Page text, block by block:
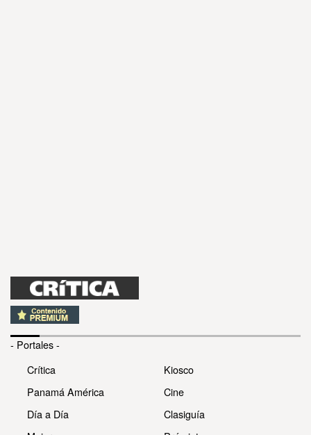
- Portales -
Crítica
Panamá América
Día a Día
Kiosco
Cine
Clasiguía